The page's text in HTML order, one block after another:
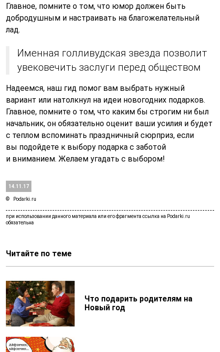
14.11.17
Главное, помните о том, что юмор должен быть
добродушным и настраивать на благожелательный
лад.
Именная голливудская звезда позволит
увековечить заслуги перед обществом
Надеемся, наш гид помог вам выбрать нужный
вариант или натолкнул на идеи новогодних подарков.
Главное, помните о том, что каким бы строгим ни был
начальник, он обязательно оценит ваши усилия и будет
с теплом вспоминать праздничный сюрприз, если
вы подойдете к выбору подарка с заботой
и вниманием. Желаем угадать с выбором!
Podarki.ru
Читайте по теме
Что подарить родителям на
Новый год